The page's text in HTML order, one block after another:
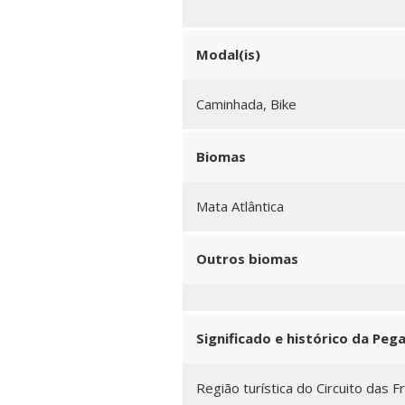
Modal(is)
Caminhada, Bike
Biomas
Mata Atlântica
Outros biomas
Significado e histórico da
Região turística do Circuito das